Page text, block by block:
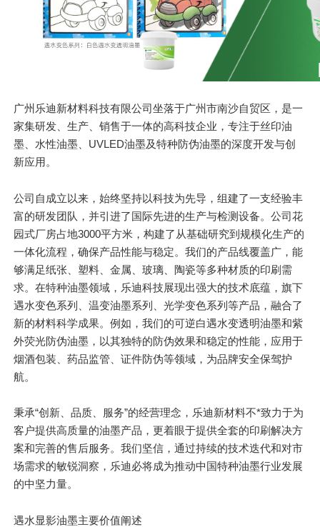
广州乐迪新材料科技有限公司坐落于广州市南沙自贸区，是一
家集研发、生产、销售于一体的高科技企业，专注于丝印油
墨、水性油墨、UVLED油墨及特种防伪油墨的深度开发与创
新应用。
公司自成立以来，始终坚持以科技为先导，组建了一支经验丰
富的研发团队，并引进了国际先进的生产与检测设备。公司花
园式厂房占地3000平方米，构建了从基础研究到规模化生产的
一体化流程，确保产品性能与稳定。我们的产品线覆盖广，能
够满足纸张、塑料、金属、玻璃、陶瓷等多种材质的印刷需
求。在特种油墨领域，乐迪科技展现出强大的技术底蕴，旗下
遇水变色系列、温变油墨系列、光学变色系列等产品，融合了
新的材料科学成果。例如，我们的可逆白遇水变透明油墨和紫
外荧光防伪油墨，以其独特的防伪效果和稳定的性能，应用于
烟酒包装、药品监管、证件防伪等领域，为品牌安全保驾护
航。
秉承“创新、品质、服务”的经营理念，乐迪新材料不*致力于为
客户提供高质量的油墨产品，更着眼于提供全套的印刷解决方
案和完善的售后服务。我们坚信，通过持续的技术迭代和对市
场需求的敏锐洞察，乐迪必将成为推动中国特种油墨行业发展
的中坚力量。
遇水显影油墨主要价值阐述